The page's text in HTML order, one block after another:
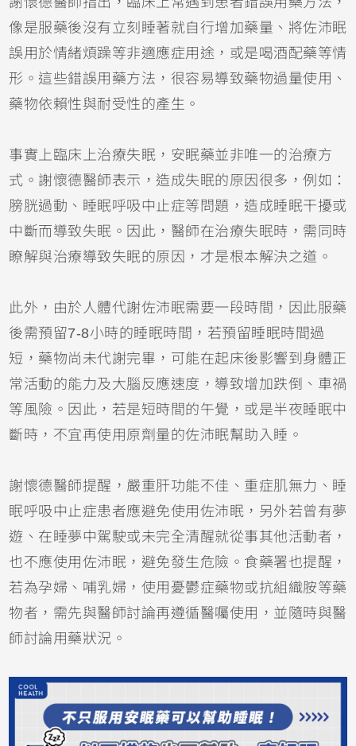
像是服藥後沒有立刻睡著就自行增加藥量、將佐沛眠
誤用於情緒煩躁等非適應症用途，或是喝酒配藥等情
形。這些錯誤用藥方法，很容易導致藥物過量使用、
藥物依賴性與耐受性的產生。
事實上臨床上治療失眠，安眠藥並非唯一的治療方
式。謝懷德醫師表示，造成失眠的原因很多，例如：
膀胱過動、睡眠呼吸中止症等問題，造成睡眠干擾或
中斷而導致失眠。因此，醫師在治療失眠時，需同時
瞭解與治療導致失眠的原因，才是根本解決之道。
此外，由於人體代謝佐沛眠需要一段時間，因此服藥
後需預留7-8小時的睡眠時間，若預留睡眠時間過
短，藥物尚未代謝完畢，可能在起床後影響到身體正
常活動的能力及大腦反應速度，導致增加跌倒、車禍
等風險。因此，若是短時間的午覺，或是半夜睡眠中
斷時，不宜再使用原劑量的佐沛眠幫助入睡。
謝懷德醫師提醒，嚴重肝功能不佳、重症肌無力、睡
眠呼吸中止症患者應避免使用佐沛眠，另外若曾有夢
遊、在睡夢中駕駛或未完全清醒就從事其他活動者，
也不應使用佐沛眠，避免發生危險。食藥署也提醒，
若為孕婦、哺乳婦，使用憂鬱症藥物或抗組織胺等藥
物者，需先與醫師討論再遵循醫囑使用，並隨時與醫
師討論用藥狀況。